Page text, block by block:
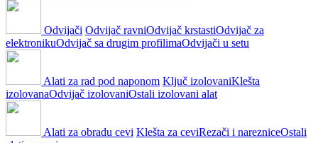
Odvijači Odvijač ravniOdvijač krstastiOdvijač za
elektronikuOdvijač sa drugim profilimaOdvijači u setu
Alati za rad pod naponom Ključ izolovaniKlešta
izolovanaOdvijač izolovaniOstali izolovani alat
Alati za obradu cevi Klešta za ceviRezači i narezniceOstali